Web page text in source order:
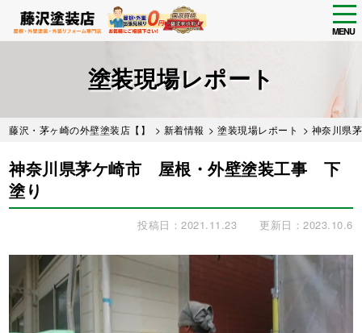
MENU
塗装現場レポート
藤沢・茅ヶ崎の外壁塗装店【】 > 新着情報 >塗装現場レポート > 神奈川県
神奈川県茅ケ崎市 屋根・外壁塗装工事 下
塗り
投稿日：2021.11.23 更新日：2023.10.6